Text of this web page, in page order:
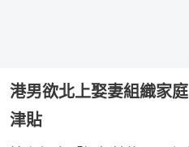
港男欲北上娶妻組織家
津貼